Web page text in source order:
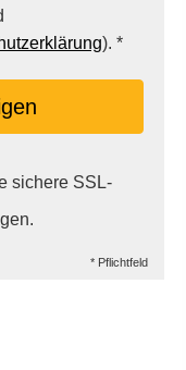
). *
sichere SSL-
* Pflichtfeld